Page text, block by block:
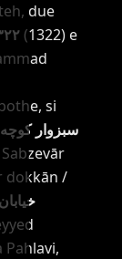
due
(1322) e
si
سبزوار کوچه
dokkān /